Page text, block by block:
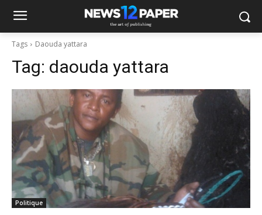
Tags Daouda yattara
Tag: daouda yattara
Politique